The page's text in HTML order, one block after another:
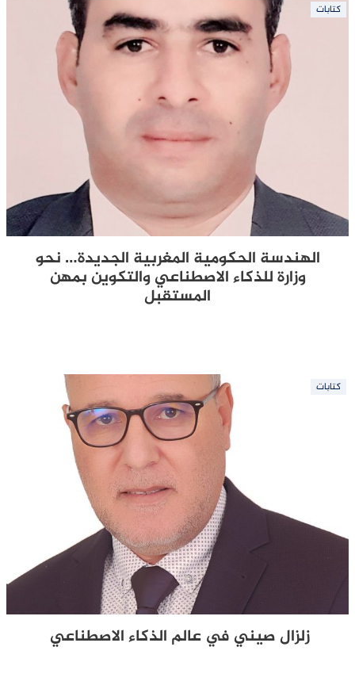
كتابات
الهندسة الحكومية المغربية الجديدة… نحو
وزارة للذكاء الاصطناعي والتكوين بمهن
المستقبل
كتابات
زلزال صيني في عالم الذكاء الاصطناعي